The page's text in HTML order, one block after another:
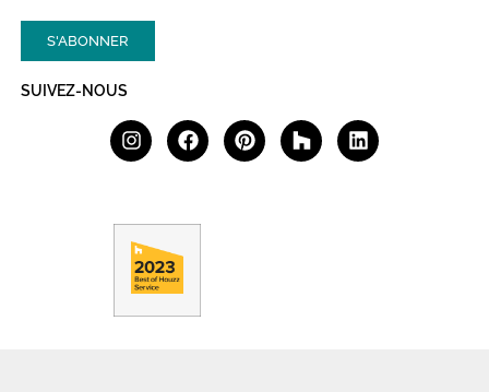
S'ABONNER
SUIVEZ-NOUS